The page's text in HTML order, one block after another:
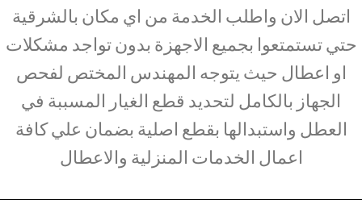
اتصل الان واطلب الخدمة من اي مكان بالشرقية
حتي تستمتعوا بجميع الاجهزة بدون تواجد مشكلات
او اعطال حيث يتوجه المهندس المختص لفحص
الجهاز بالكامل لتحديد قطع الغيار المسببة في
العطل واستبدالها بقطع اصلية بضمان علي كافة
اعمال الخدمات المنزلية والاعطال